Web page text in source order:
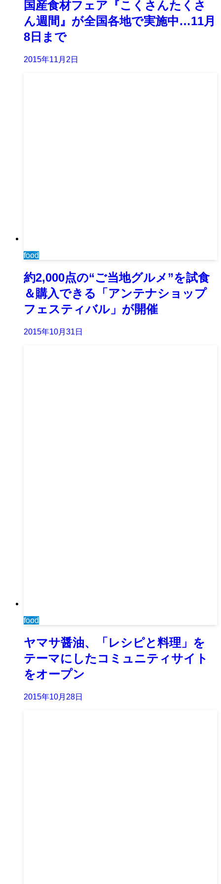
国産食材フェア『こくさんたくさ
ん週間』が全国各地で実施中…11月
8日まで
2015年11月2日
food
約2,000点の“ご当地グルメ”を試食
＆購入できる「アンテナショップ
フェスティバル」が開催
2015年10月31日
food
ヤマサ醤油、「レシピと料理」を
テーマにしたコミュニティサイト
をオープン
2015年10月28日